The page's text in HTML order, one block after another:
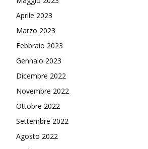
Aprile 2023
Marzo 2023
Febbraio 2023
Gennaio 2023
Dicembre 2022
Novembre 2022
Ottobre 2022
Settembre 2022
Agosto 2022